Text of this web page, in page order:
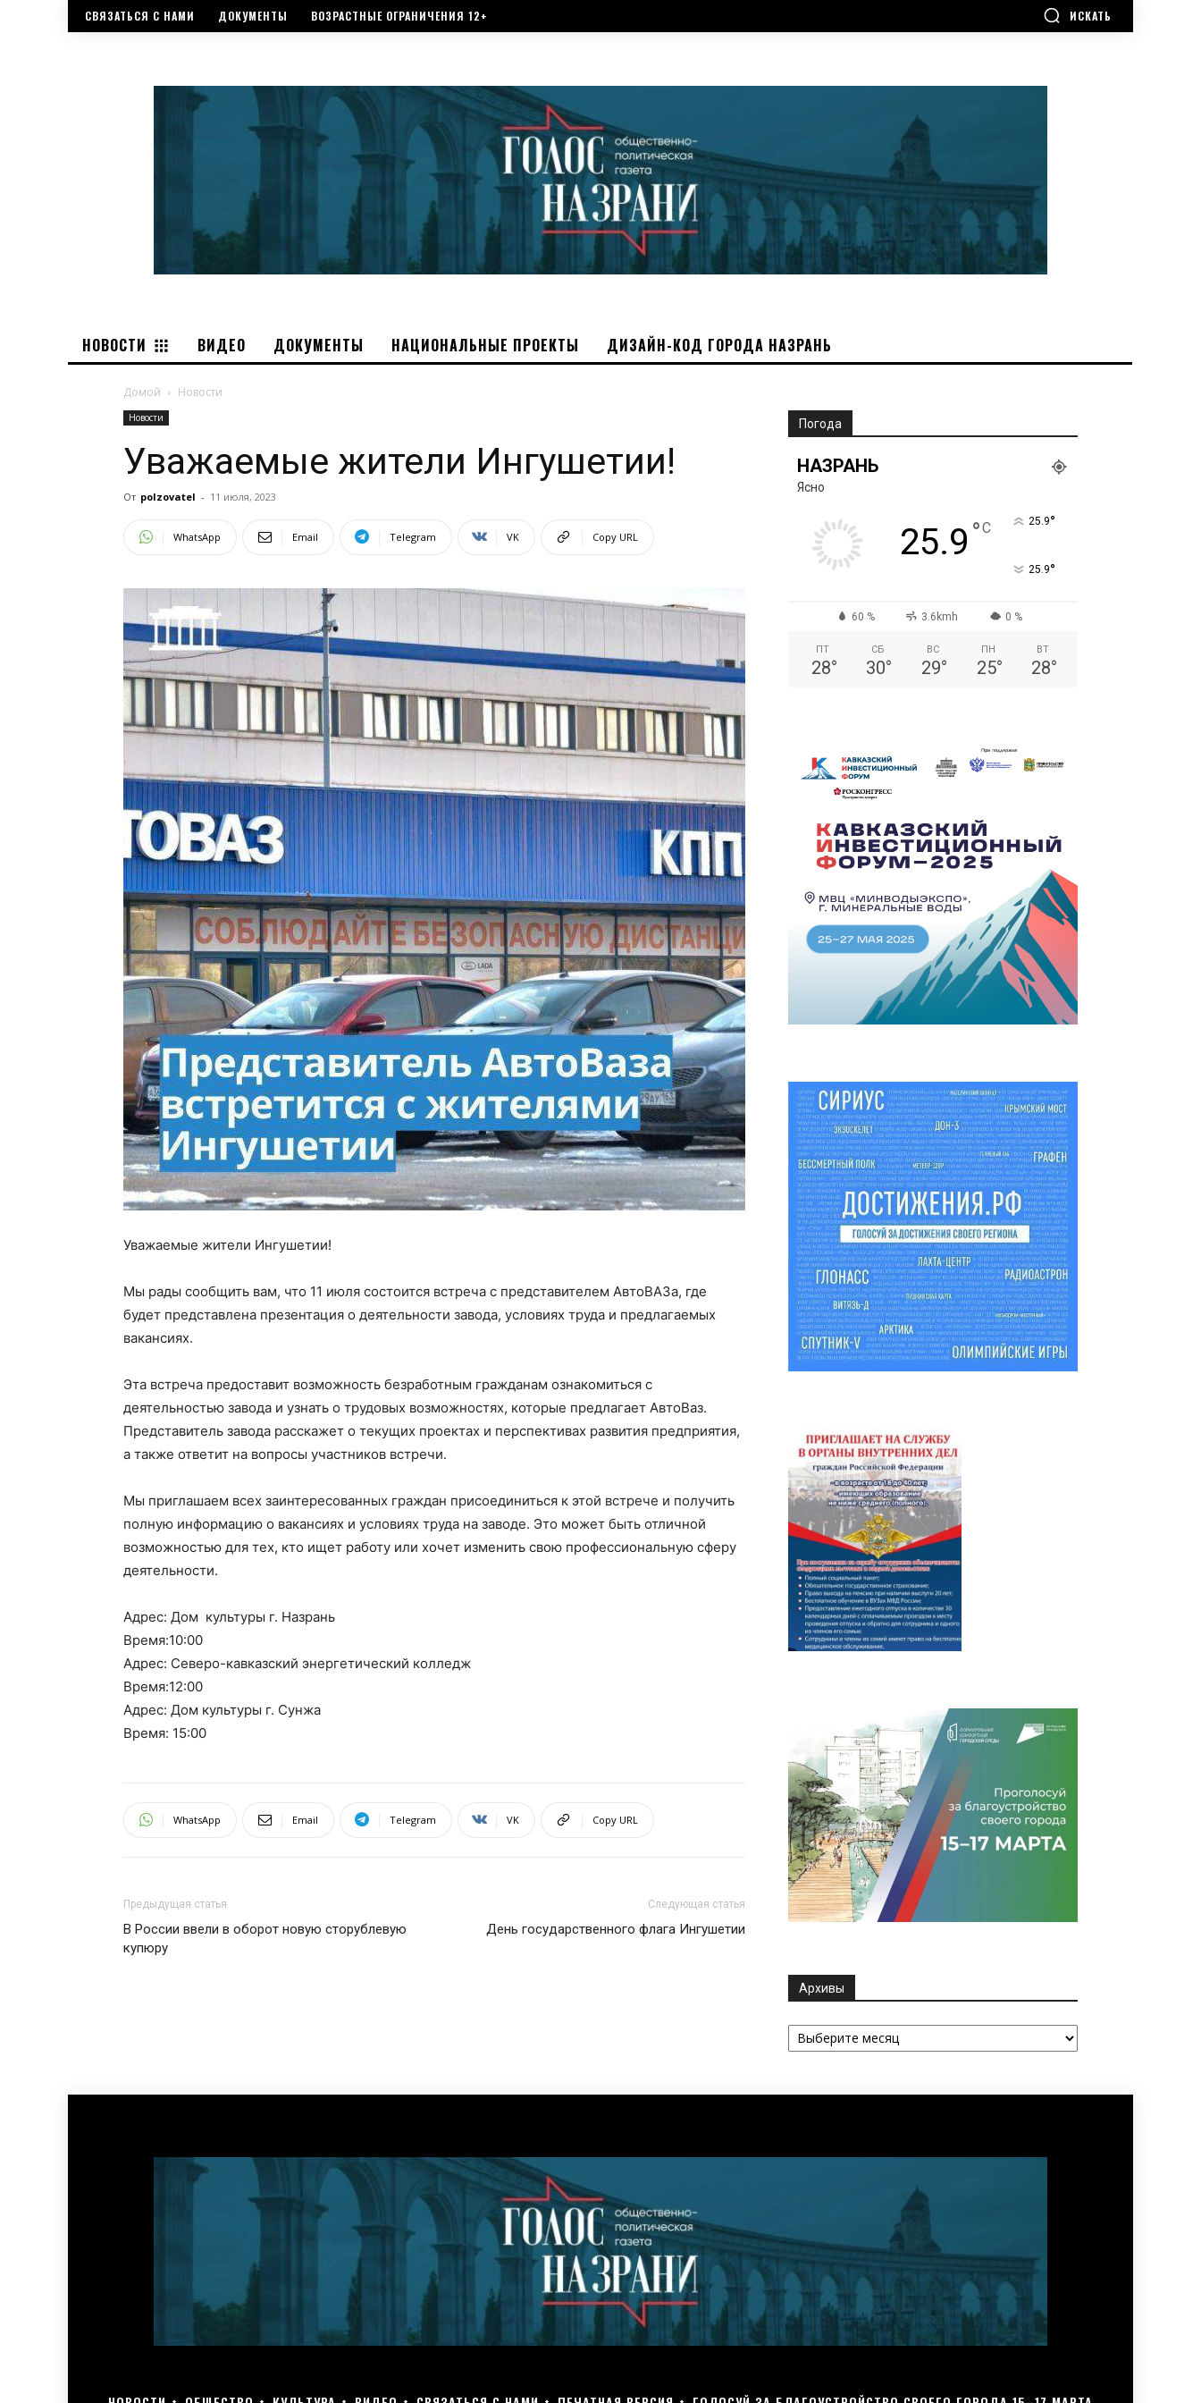
СВЯЗАТЬСЯ С НАМИ ДОКУМЕНТЫ ВОЗРАСТНЫЕ ОГРАНИЧЕНИЯ 12+ ИСКАТЬ
НОВОСТИ ВИДЕО ДОКУМЕНТЫ НАЦИОНАЛЬНЫЕ ПРОЕКТЫ ДИЗАЙН-КОД ГОРОДА НАЗРАНЬ
Домой Новости
Новости
Уважаемые жители Ингушетии!
От polzovatel - 11 июля, 2023
WhatsApp Email Telegram VK Copy URL
Уважаемые жители Ингушетии!
Мы рады сообщить вам, что 11 июля состоится встреча с представителем АвтоВАЗа, где
будет представлена презентация о деятельности завода, условиях труда и предлагаемых
вакансиях.
Эта встреча предоставит возможность безработным гражданам ознакомиться с
деятельностью завода и узнать о трудовых возможностях, которые предлагает АвтоВаз.
Представитель завода расскажет о текущих проектах и перспективах развития предприятия,
а также ответит на вопросы участников встречи.
Мы приглашаем всех заинтересованных граждан присоединиться к этой встрече и получить
полную информацию о вакансиях и условиях труда на заводе. Это может быть отличной
возможностью для тех, кто ищет работу или хочет изменить свою профессиональную сферу
деятельности.
Адрес: Дом культуры г. Назрань
Время:10:00
Адрес: Северо-кавказский энергетический колледж
Время:12:00
Адрес: Дом культуры г. Сунжа
Время: 15:00
WhatsApp Email Telegram VK Copy URL
Предыдущая статья
В России ввели в оборот новую сторублевую
купюру
Следующая статья
День государственного флага Ингушетии
Погода
НАЗРАНЬ
Ясно
25.9 °C 25.9°
25.9°
60 % 3.6kmh 0 %
ПТ
28°
СБ
30°
ВС
29°
ПН
25°
ВТ
28°
Архивы
Архивы